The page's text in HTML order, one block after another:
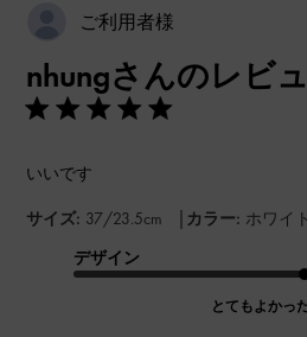
ご利用者様
nhungさんのレビ
いいです
サイズ: 37/23.5cm | カラー: ホワイ
デザイン
とてもよかっ